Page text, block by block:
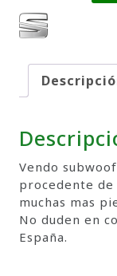
Vendo
procedente
muchas mas
No duden en
España.